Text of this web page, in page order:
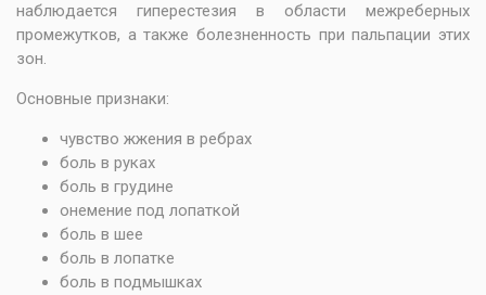
наблюдается гиперестезия в области межреберных
промежутков, а также болезненность при пальпации этих
зон.
Основные признаки:
чувство жжения в ребрах
боль в руках
боль в грудине
онемение под лопаткой
боль в шее
боль в лопатке
боль в подмышках